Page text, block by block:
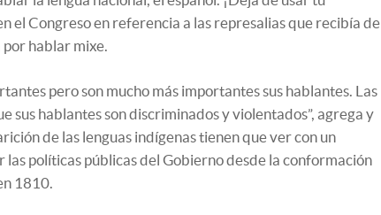
el Congreso en referencia a las represalias que recibía de
por hablar mixe.
pero son mucho más importantes sus hablantes. Las
sus hablantes son discriminados y violentados”, agrega y
de las lenguas indígenas tienen que ver con un
las políticas públicas del Gobierno desde la conformación
1810.